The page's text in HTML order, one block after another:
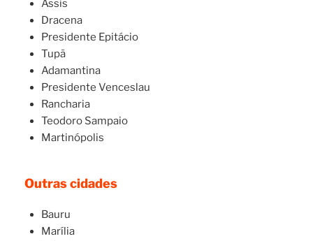
Assis
Dracena
Presidente Epitácio
Tupã
Adamantina
Presidente Venceslau
Rancharia
Teodoro Sampaio
Martinópolis
Outras cidades
Bauru
Marília